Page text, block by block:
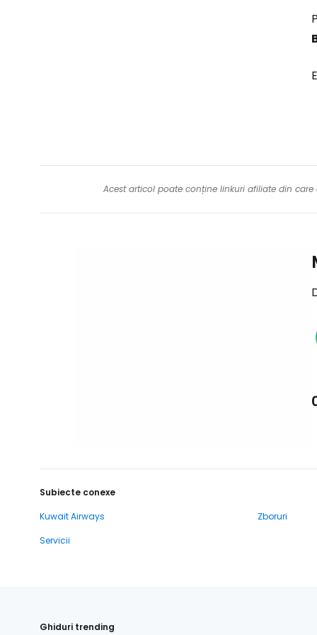
Acest articol poate conține linkuri afiliate din
Subiecte conexe
Kuwait Airways
Zboruri
Servicii
Ghiduri trending